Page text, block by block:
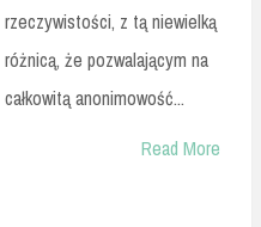
rzeczywistości, z tą niewielką
różnicą, że pozwalającym na
całkowitą anonimowość...
Read More